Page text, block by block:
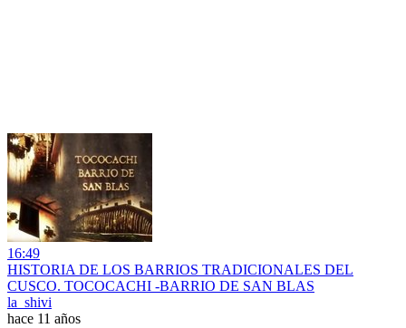
16:49
HISTORIA DE LOS BARRIOS TRADICIONALES DEL
CUSCO. TOCOCACHI -BARRIO DE SAN BLAS
la_shivi
hace 11 años